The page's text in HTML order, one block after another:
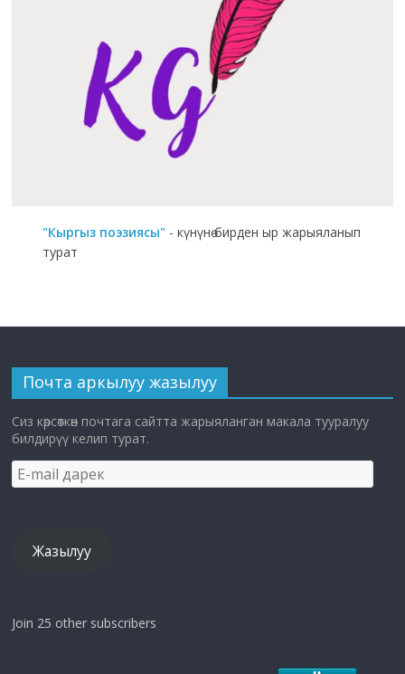
"Кыргыз поэзиясы" - күнүнө бирден ыр жарыяланып
турат
Почта аркылуу жазылуу
Сиз көрсөткөн почтага сайтта жарыяланган макала тууралуу
билдирүү келип турат.
E-
mail
Жазылуу
Join 25 other subscribers